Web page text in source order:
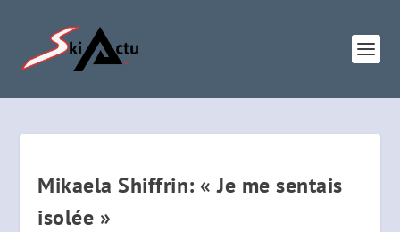
Mikaela Shiffrin: « Je me sentais
isolée »